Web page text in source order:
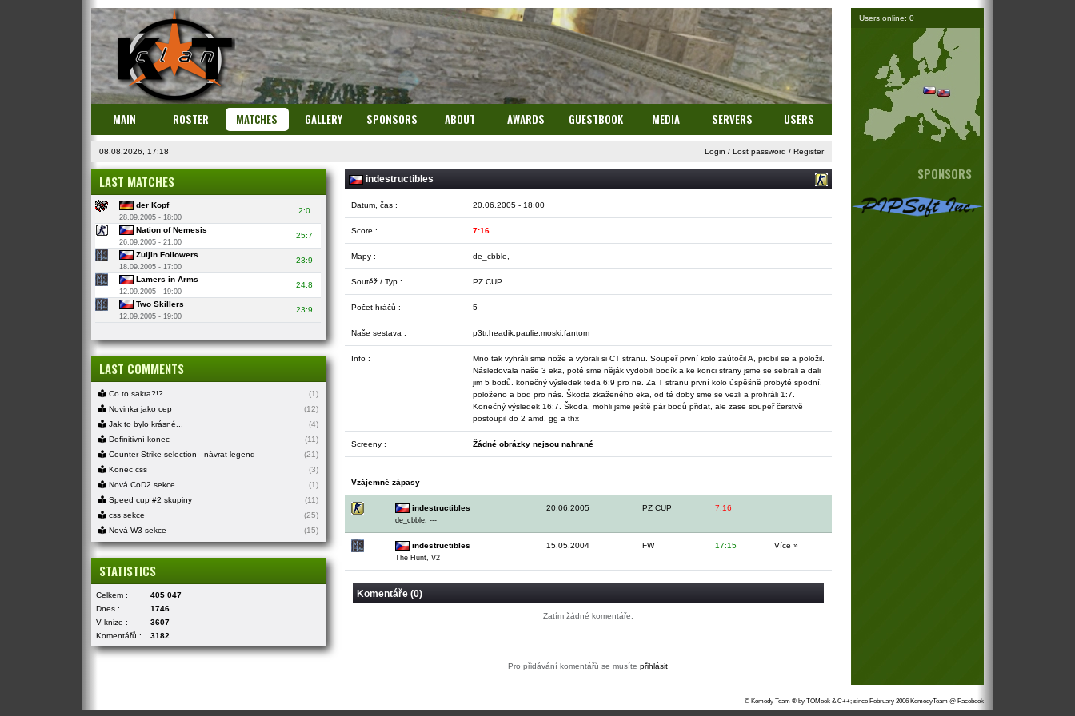
MAIN ROSTER MATCHES GALLERY SPONSORS ABOUT AWARDS GUESTBOOK MEDIA SERVERS USERS
08.08.2026, 17:18 Login / Lost password / Register
LAST MATCHES
der Kopf
28.09.2005 - 18:00
2:0
Nation of Nemesis
26.09.2005 - 21:00
25:7
Zuljin Followers
18.09.2005 - 17:00
23:9
Lamers in Arms
12.09.2005 - 19:00
24:8
Two Skillers
12.09.2005 - 19:00
23:9
LAST COMMENTS
Co to sakra?!?
(1)
Novinka jako cep
(12)
Jak to bylo krásné...
(4)
Definitivní konec
(11)
Counter Strike selection - návrat legend
(21)
Konec css
(3)
Nová CoD2 sekce
(1)
Speed cup #2 skupiny
(11)
css sekce
(25)
Nová W3 sekce
(15)
STATISTICS
Celkem :
405 047
Dnes :
1746
V knize :
3607
Komentářů :
3182
indestructibles
Datum, čas : 20.06.2005 - 18:00
Score : 7:16
Mapy : de_cbble,
Soutěž / Typ : PZ CUP
Počet hráčů : 5
Naše sestava : p3tr,headik,paulie,moski,fantom
Info :
Mno tak vyhráli sme nože a vybrali si CT stranu. Soupeř první kolo zaútočil A, probil se a položil.
Následovala naše 3 eka, poté sme něják vydobili bodík a ke konci strany jsme se sebrali a dali
jim 5 bodů. konečný výsledek teda 6:9 pro ne. Za T stranu první kolo úspěšně probyté spodní,
položeno a bod pro nás. Škoda zkaženého eka, od té doby sme se vezli a prohráli 1:7.
Konečný výsledek 16:7. Škoda, mohli jsme ještě pár bodů přidat, ale zase soupeř čerstvě
postoupil do 2 amd. gg a thx
Screeny : Žádné obrázky nejsou nahrané
Vzájemné zápasy
indestructibles
de_cbble, ---
20.06.2005 PZ CUP 7:16
indestructibles
The Hunt, V2
15.05.2004 FW 17:15 Více »
Komentáře (0)
Zatím žádné komentáře.
Pro přidávání komentářů se musítepřihlásit
Users online: 0
SPONSORS
© Komedy Team ® by TOMeek & C++; since February 2006 KomedyTeam @ Facebook